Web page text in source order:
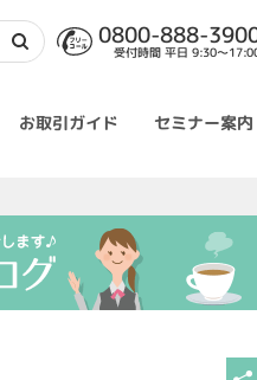
0800-888-
受付時間 平日 9:30～
お取引ガイド セミナー案内